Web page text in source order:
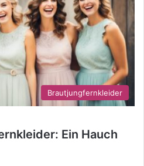
Brautjungfernkleider
Ein Hauch